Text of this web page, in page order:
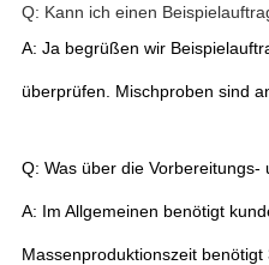
Q: Kann ich einen
A: Ja begrüßen wir
überprüfen. Mischproben sind
Q: Was über die Vorbereitungs-
A: Im Allgemeinen benötigt
Massenproduktionszeit benötigt